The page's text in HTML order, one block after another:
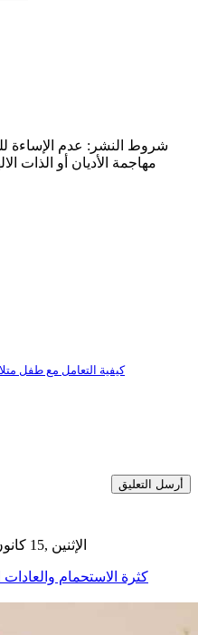
شروط النشر: عدم الإساءة
مهاجمة الأديان أو الذات
أرسل التعليق
GMT 17:02 2025 الإثنين ,15 كانون الأول / ديسمبر
كثرة الاستحمام